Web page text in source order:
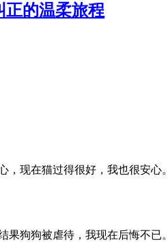
正的温柔旅程
现在猫过得很好，我也很安心。
狗狗被虐待，我现在后悔不已。